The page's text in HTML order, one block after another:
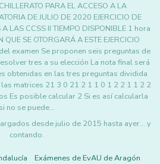
PARA EL ACCESO A LA
DE JULIO DE 2020 EJERCICIO DE
LAS CCSS II TIEMPO DISPONIBLE 1 hora
SE OTORGARÁ A ESTE EJERCICIO
examen Se proponen seis preguntas de
tres a su elección La nota final será
obtenidas en las tres preguntas dividida
matrices 21 3 0 21 2 1 1 0 1 2 2 1 1 2 2
Es posible calcular 2 Si es así calcularla
si no se puede…
desde julio de 2015 hasta ayer... y
contando.
Exámenes de EvAU de Aragón